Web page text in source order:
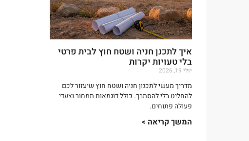
איך לתכנן חניה ושטח חוץ לבית פרטי
בלי טעויות יקרות
יולי 19, 2026
מדריך מעשי לתכנון חניה ושטח חוץ שיעזור לכם
להחליט בלי להסתבך. כולל דוגמאות תמחור וצעדי
פעולה פתוחים.
המשך קריאה >